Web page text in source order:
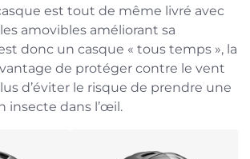
est tout de même livré avec
amovibles améliorant sa
donc un casque « tous temps », la
de protéger contre le vent
d’éviter le risque de prendre une
insecte dans l’œil.